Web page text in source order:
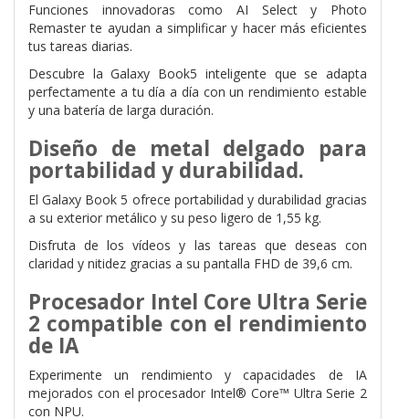
Funciones innovadoras como AI Select y Photo
Remaster te ayudan a simplificar y hacer más eficientes
tus tareas diarias.
Descubre la Galaxy Book5 inteligente que se adapta
perfectamente a tu día a día con un rendimiento estable
y una batería de larga duración.
Diseño de metal delgado para
portabilidad y durabilidad.
El Galaxy Book 5 ofrece portabilidad y durabilidad gracias
a su exterior metálico y su peso ligero de 1,55 kg.
Disfruta de los vídeos y las tareas que deseas con
claridad y nitidez gracias a su pantalla FHD de 39,6 cm.
Procesador Intel Core Ultra Serie
2 compatible con el rendimiento
de IA
Experimente un rendimiento y capacidades de IA
mejorados con el procesador Intel® Core™ Ultra Serie 2
con NPU.